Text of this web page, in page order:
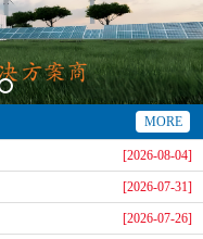
MORE
[2026-08-04]
[2026-07-31]
[2026-07-26]